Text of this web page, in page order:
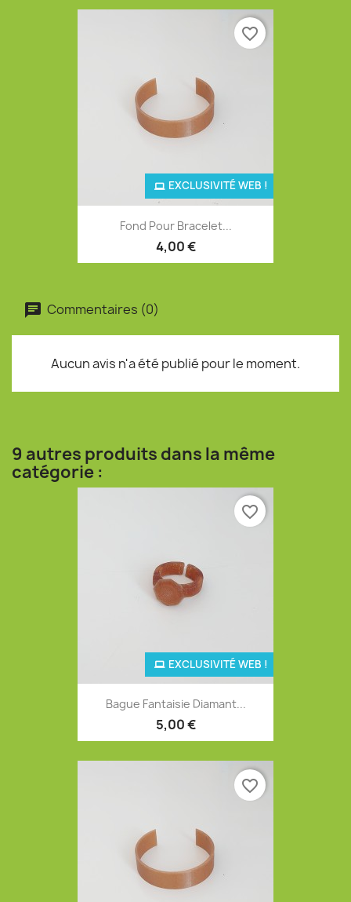
Fond Pour Bracelet...
4,00 €
EXCLUSIVITÉ WEB !
favorite_border
Commentaires (0)
Aucun avis n'a été publié pour le moment.
9 autres produits dans la même
catégorie :
Bague Fantaisie Diamant...
5,00 €
EXCLUSIVITÉ WEB !
favorite_border
favorite_border